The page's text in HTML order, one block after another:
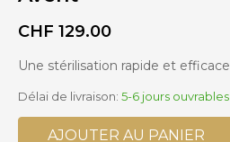
CHF 129.00
Une stérilisation rapide et efficace
Délai de livraison: 5-6 jours ouvrables
AJOUTER AU PANIER